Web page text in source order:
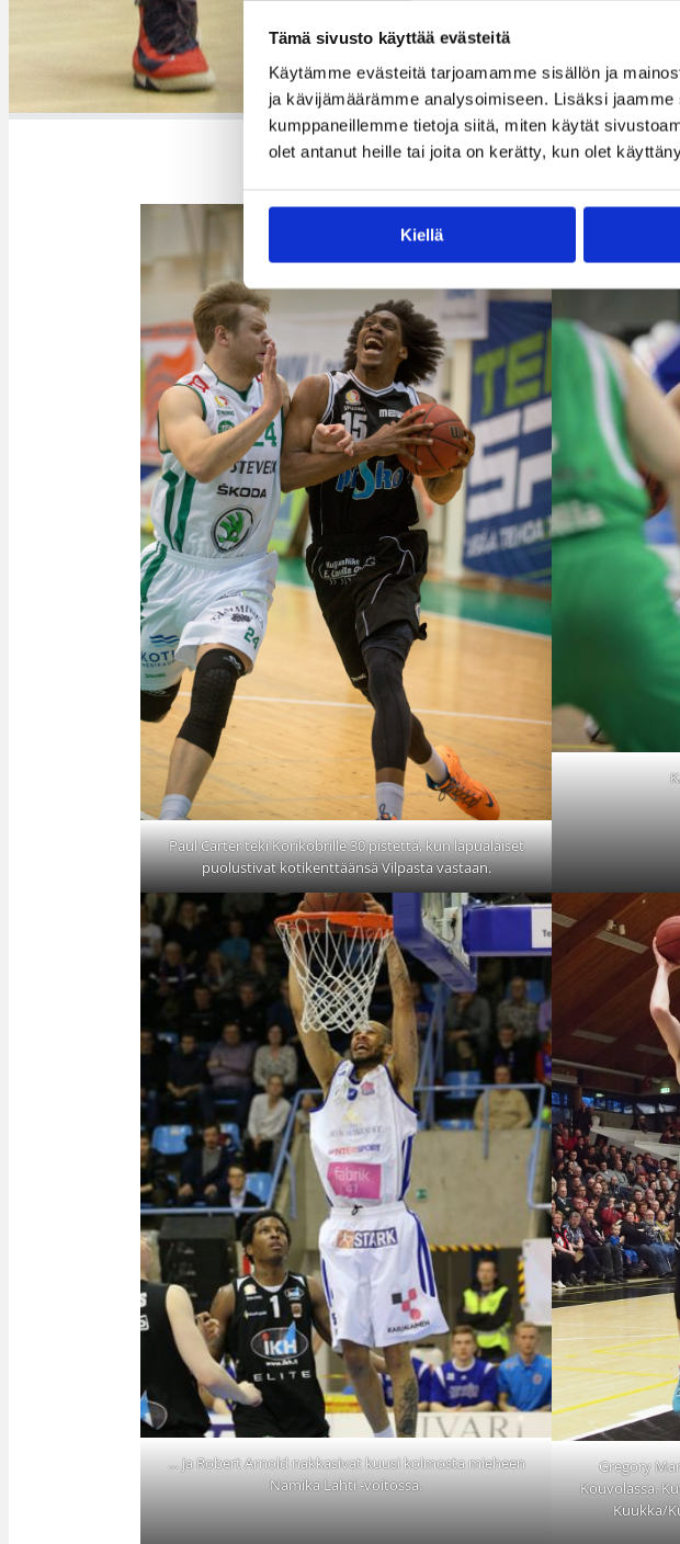
Tämä sivusto käyttää evästeitä
Käytämme evästeitä tarjoamamme sisällön ja
ja kävijämäärämme analysoimiseen. Lisäksi
kumppaneillemme tietoja siitä, miten käytät
olet antanut heille tai joita on kerätty, kun olet
Kiellä
Ronnie Clarkin
Paul Carter teki Korikobrille 30 pistettä, kun lapualaiset
puolustivat kotikenttäänsä Vilpasta vastaan.
… ja Robert Arnold nakkasivat kuusi kolmosta mieheen
Namika Lahti -voitossa.
Gregory
Kouvolassa.
Kuukka/